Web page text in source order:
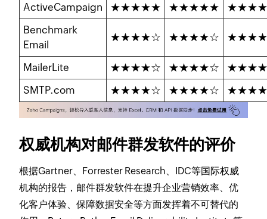
ActiveCampaign
★★★★★ ★★★★★
Benchmark
Email
★★★★☆ ★★★★☆
MailerLite ★★★★☆ ★★★★☆
SMTP.com
★★★★☆ ★★★★☆
权威机构对邮件群发软件的评价
根据Gartner、Forrester Research、IDC等国际权威
机构的报告，邮件群发软件在提升企业营销效率、优
化客户体验、保障数据安全等方面发挥着不可替代的